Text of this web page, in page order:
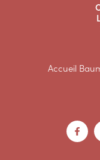
Accueil